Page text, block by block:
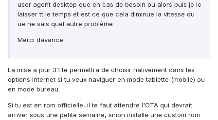
user agent desktop que en cas de besoin ou alors puis je le
laisser tt le temps et est ce que cela diminue la vitesse ou
ue ne sais quel autre problème
Merci davance
La mise a jour 3.1 te permettra de choisir nativement dans les
options internet si tu veux naviguer en mode tablette (mobile) ou
en mode bureau.
Si tu est en rom officielle, il te faut attendre l'OTA qui devrait
arriver sous une petite semaine, sinon installe une custom rom